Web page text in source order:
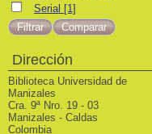
SerialSerial [1]
Dirección
Biblioteca Universidad de
Manizales
Cra. 9ª Nro. 19 - 03
Manizales - Caldas
Colombia